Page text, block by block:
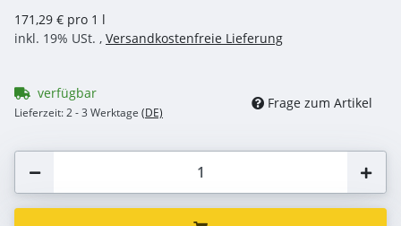
171,29 € pro 1 l
inkl. 19% USt. , Versandkostenfreie Lieferung
verfügbar
Lieferzeit:2 - 3 Werktage (DE)
Frage zum Artikel